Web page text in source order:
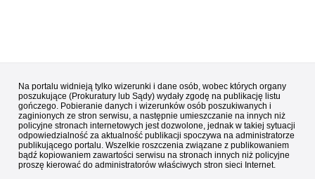
Na portalu widnieją tylko wizerunki i dane osób, wobec których organy
poszukujące (Prokuratury lub Sądy) wydały zgodę na publikację listu
gończego. Pobieranie danych i wizerunków osób poszukiwanych i
zaginionych ze stron serwisu, a następnie umieszczanie na innych niż
policyjne stronach internetowych jest dozwolone, jednak w takiej sytuacji
odpowiedzialność za aktualność publikacji spoczywa na administratorze
publikującego portalu. Wszelkie roszczenia związane z publikowaniem
bądź kopiowaniem zawartości serwisu na stronach innych niż policyjne
proszę kierować do administratorów właściwych stron sieci Internet.